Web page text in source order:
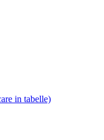
in tabelle)